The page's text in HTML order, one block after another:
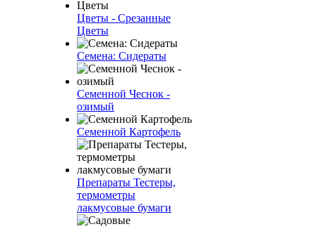
Цветы - Срезанные
Цветы
Семена: Сидераты
Семенной Чеснок -
озимый
Семенной Картофель
Препараты Тестеры,
термометры
лакмусовые бумаги